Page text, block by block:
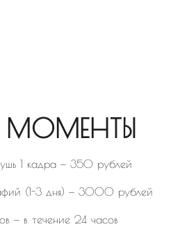
МОМЕНТЫ
1 кадра — 350 рублей
(1-3 дня) — 3000 рублей
— в течение 24 часов